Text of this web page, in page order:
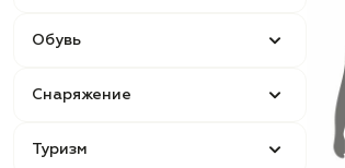
Обувь
Снаряжение
Туризм